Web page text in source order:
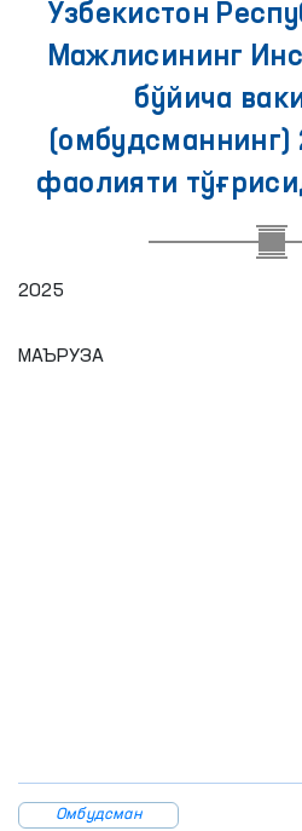
Ўзбекистон
Мажлисининг
бўйича
(омбудсманнинг)
фаолияти
2025
МАЪРУЗА
Омбудсман